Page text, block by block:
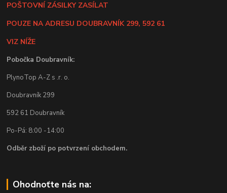
POŠTOVNÍ ZÁSILKY ZASÍLAT
POUZE NA ADRESU DOUBRAVNÍK 299, 592 61
VIZ NÍŽE
Pobočka Doubravník:
PlynoTop A-Z s .r. o.
Doubravník 299
592 61 Doubravník
Po-Pá: 8:00 -14:00
Odběr zboží po potvrzení obchodem.
Ohodnoťte nás na: